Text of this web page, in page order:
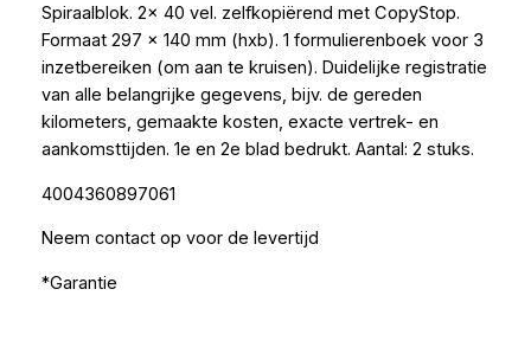
Spiraalblok. 2x 40 vel. zelfkopiërend met CopyStop.
Formaat 297 x 140 mm (hxb). 1 formulierenboek voor 3
inzetbereiken (om aan te kruisen). Duidelijke registratie
van alle belangrijke gegevens, bijv. de gereden
kilometers, gemaakte kosten, exacte vertrek- en
aankomsttijden. 1e en 2e blad bedrukt. Aantal: 2 stuks.
4004360897061
Neem contact op voor de levertijd
*Garantie